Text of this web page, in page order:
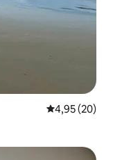
Средна
4,95 (20)